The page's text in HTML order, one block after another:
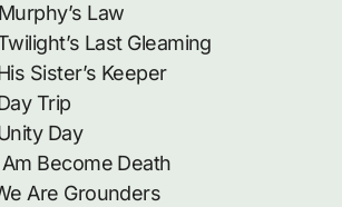
Law
Last Gleaming
Sister’s Keeper
Trip
Day
Am Become Death
Are Grounders